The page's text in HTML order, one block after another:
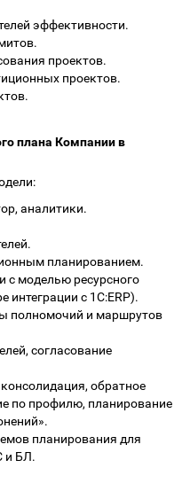
эффективности.
проектов.
проектов.
плана Компании в
аналитики.
планированием.
с моделью ресурсного
интеграции с 1С:ERP).
полномочий и маршрутов
согласование
обратное
по профилю, планирование
планирования для
и БЛ.